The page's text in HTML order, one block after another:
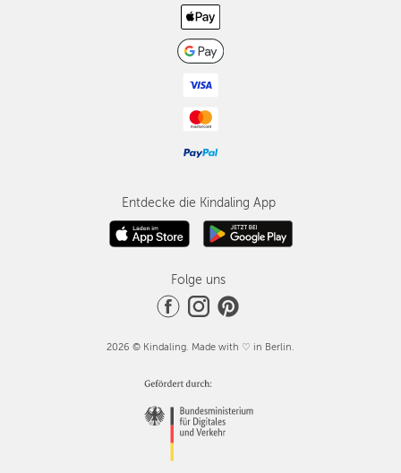
Entdecke die Kindaling App
Folge uns
2026 © Kindaling. Made with ♡ in Berlin.